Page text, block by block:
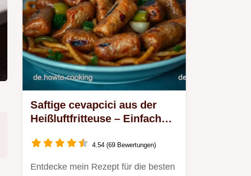
Saftige cevapcici aus der
Heißluftfritteuse – Einfach
4.54 (69 Bewertungen)
Entdecke mein Rezept für die besten